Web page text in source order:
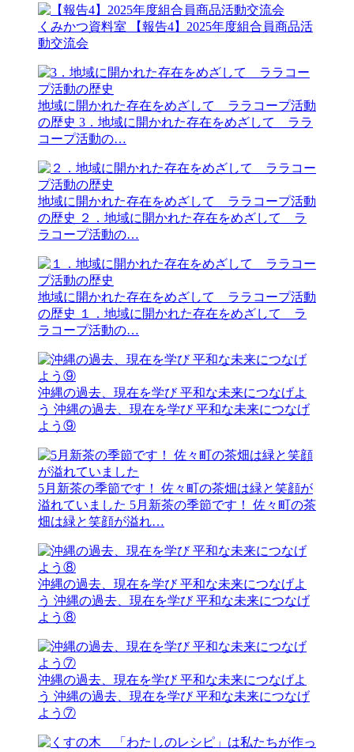
くみかつ資料室
【報告4】2025年度組合員商品活
動交流会
地域に開かれた存在をめざして ララコープ活動
の歴史 3．地域に開かれた存在をめざして ララ
コープ活動の…
地域に開かれた存在をめざして ララコープ活動
の歴史 ２．地域に開かれた存在をめざして ラ
ラコープ活動の…
地域に開かれた存在をめざして ララコープ活動
の歴史 １．地域に開かれた存在をめざして ラ
ラコープ活動の…
沖縄の過去、現在を学び 平和な未来につなげよ
う 沖縄の過去、現在を学び 平和な未来につなげ
よう⑨
5月新茶の季節です！ 佐々町の茶畑は緑と笑顔が
溢れていました 5月新茶の季節です！ 佐々町の茶
畑は緑と笑顔が溢れ…
沖縄の過去、現在を学び 平和な未来につなげよ
う 沖縄の過去、現在を学び 平和な未来につなげ
よう⑧
沖縄の過去、現在を学び 平和な未来につなげよ
う 沖縄の過去、現在を学び 平和な未来につなげ
よう⑦